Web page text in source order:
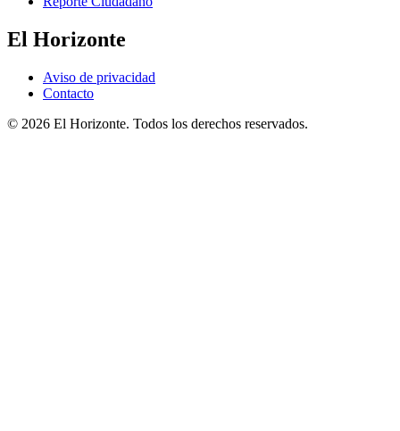
El Horizonte
Aviso de privacidad
Contacto
© 2026 El Horizonte. Todos los derechos reservados.